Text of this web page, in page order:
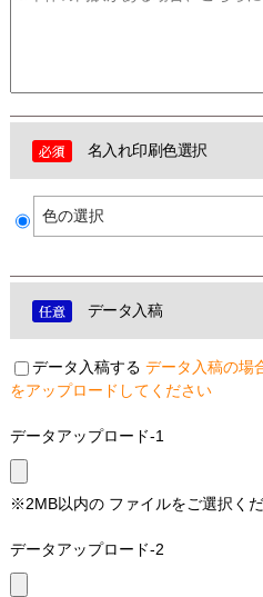
名入れ印刷色選択
色の選択
データ入稿
データ入稿する データ入稿の場
をアップロードしてください
データアップロード-1
※2MB以内の ファイルをご選択くだ
データアップロード-2